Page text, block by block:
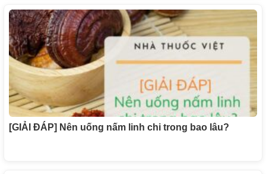
[GIẢI ĐÁP] Nên uống nấm linh chi trong bao lâu?